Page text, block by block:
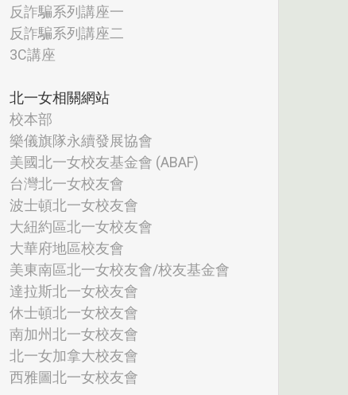
反詐騙系列講座一
反詐騙系列講座二
3C講座
北一女相關網站
校本部
樂儀旗隊永續發展協會
美國北一女校友基金會 (ABAF)
台灣北一女校友會
波士頓北一女校友會
大紐約區北一女校友會
大華府地區校友會
美東南區北一女校友會/校友基金會
達拉斯北一女校友會
休士頓北一女校友會
南加州北一女校友會
北一女加拿大校友會
西雅圖北一女校友會